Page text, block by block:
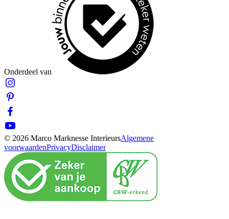
Onderdeel van
© 2026 Marco Marknesse InterieursAlgemene
voorwaardenPrivacyDisclaimer